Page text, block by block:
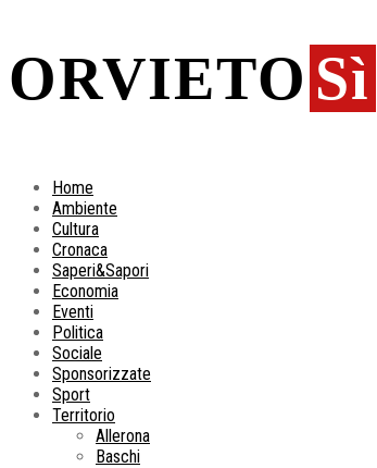
ORVIETO Sì
Home
Ambiente
Cultura
Cronaca
Saperi&Sapori
Economia
Eventi
Politica
Sociale
Sponsorizzate
Sport
Territorio
Allerona
Baschi